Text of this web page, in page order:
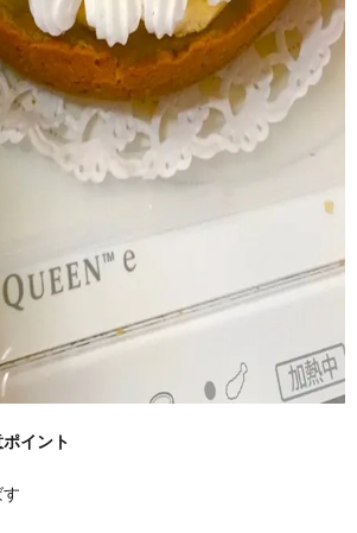
イント